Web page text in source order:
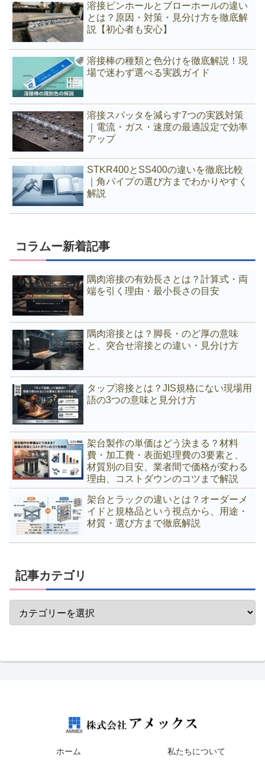
溶接ピンホールとブローホールの違い
とは？原因・対策・見分け方を徹底解
説【初心者も安心】
溶接棒の種類と色分けを徹底解説！現
場で迷わず選べる実践ガイド
溶接スパッタを減らす7つの実践対策
｜電流・ガス・速度の最適設定で効率
アップ
STKR400とSS400の違いを徹底比較
｜角パイプの選び方までわかりやすく
解説
コラムー新着記事
隅肉溶接の有効長さとは？計算式・両
端を引く理由・最小長さの目安
隅肉溶接とは？脚長・のど厚の意味
と、突合せ溶接との違い・見分け方
タップ溶接とは？JIS規格にない現場用
語の3つの意味と見分け方
架台製作の単価はどう決まる？材料
費・加工費・表面処理費の3要素と、
材質別の目安、業者間で価格が変わる
理由、コストダウンのコツまで解説
架台とラックの違いとは？オーダーメ
イドと規格品という視点から、用途・
材質・選び方まで徹底解説
記事カテゴリ
ホーム 私たちについて